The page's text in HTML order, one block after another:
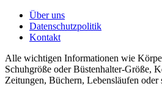
Über uns
Datenschutzpolitik
Kontakt
Alle wichtigen Informationen wie
Schuhgröße oder Büstenhalter-Größe,
Zeitungen, Büchern, Lebensläufen oder